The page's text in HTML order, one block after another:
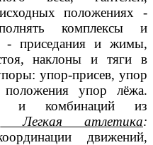
положениях -
комплексы и
- приседания и жимы,
наклоны и тяги в
упор-присев, упор
упор лёжа.
и комбинаций из
Легкая атлетика:
движений,